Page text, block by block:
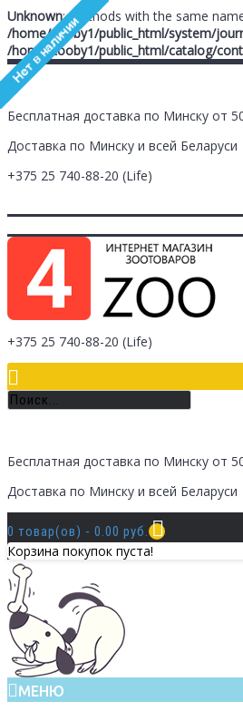
Unknown: Methods with the same
/home/zooby1/public_html/system/
/home/zooby1/public_html/catalog/
Бесплатная доставка по Минску от
Доставка по Минску и всей Беларуси
+375 25 740-88-20 (Life)
+375 25 740-88-20 (Life)
Бесплатная доставка по Минску от
Доставка по Минску и всей Беларуси
0 товар(ов) - 0.00 руб.
Корзина покупок пуста!
МЕНЮ